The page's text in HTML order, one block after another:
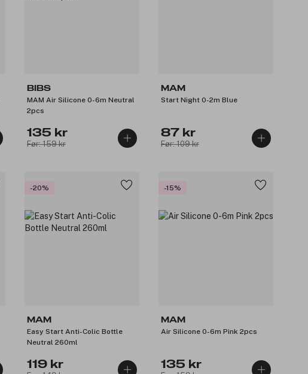
BIBS
MAM Air Silicone 0-6m Neutral
2pcs
135 kr
Før: 159 kr
MAM
Start Night 0-2m Blue
87 kr
Før: 109 kr
-20%
MAM
Easy Start Anti-Colic Bottle
Neutral 260ml
119 kr
-15%
MAM
Air Silicone 0-6m Pink 2pcs
135 kr